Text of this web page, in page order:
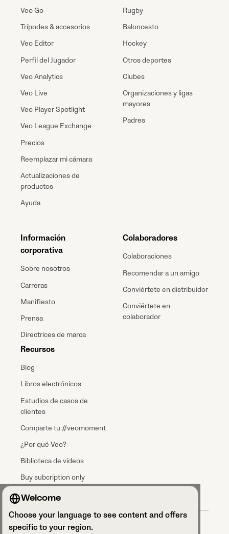
Welcome
Choose your language to see content and offers
specific to your region.
Veo Go
Trípodes & accesorios
Veo Editor
Perfil del Jugador
Veo Analytics
Veo Live
Veo Player Spotlight
Veo League Exchange
Precios
Reemplazar mi cámara
Actualizaciones de
productos
Ayuda
Rugby
Baloncesto
Hockey
Otros deportes
Clubes
Organizaciones y ligas
mayores
Padres
Información
corporativa
Sobre nosotros
Carreras
Manifiesto
Prensa
Directrices de marca
Recursos
Blog
Libros electrónicos
Estudios de casos de
clientes
Comparte tu #veomoment
¿Por qué Veo?
Biblioteca de vídeos
Buy subcription only
Colaboradores
Colaboraciones
Recomendar a un amigo
Conviértete en distribuidor
Conviértete en
colaborador
Términos & condiciones